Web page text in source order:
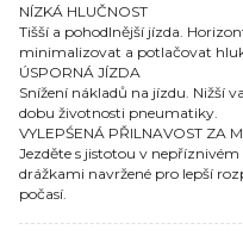
NÍZKÁ HLUČNOST
Tišší a pohodlnější jízda.
minimalizovat a potlačovat
ÚSPORNÁ JÍZDA
Snížení nákladů na jízdu. Nižší
dobu životnosti pneumatiky.
VYLEPŚENÁ PŘILNAVOST ZA
Jezděte s jistotou v
drážkami navržené pro lepší
počasí.